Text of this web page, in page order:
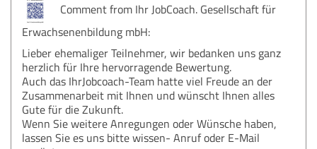
Comment from Ihr JobCoach. Gesellschaft für
Erwachsenenbildung mbH:
Lieber ehemaliger Teilnehmer, wir bedanken uns ganz
herzlich für Ihre hervorragende Bewertung.
Auch das IhrJobcoach-Team hatte viel Freude an der
Zusammenarbeit mit Ihnen und wünscht Ihnen alles
Gute für die Zukunft.
Wenn Sie weitere Anregungen oder Wünsche haben,
lassen Sie es uns bitte wissen- Anruf oder E-Mail